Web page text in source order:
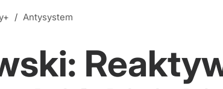
/ Antysystem